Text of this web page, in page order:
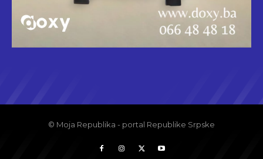
© Moja Republika - portal Republike Srpske